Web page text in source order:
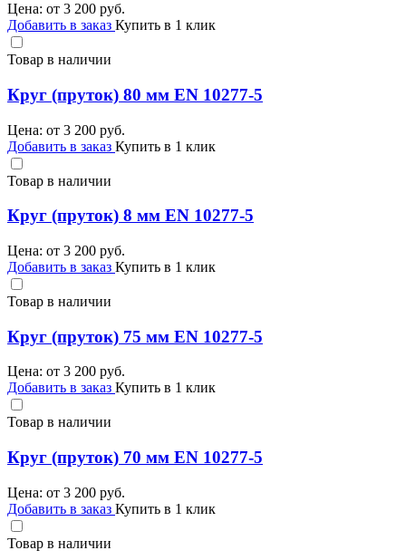
Цена: от 3 200 руб.
Добавить в заказ Купить в 1 клик
Товар в наличии
Круг (пруток) 80 мм EN 10277-5
Цена: от 3 200 руб.
Добавить в заказ Купить в 1 клик
Товар в наличии
Круг (пруток) 8 мм EN 10277-5
Цена: от 3 200 руб.
Добавить в заказ Купить в 1 клик
Товар в наличии
Круг (пруток) 75 мм EN 10277-5
Цена: от 3 200 руб.
Добавить в заказ Купить в 1 клик
Товар в наличии
Круг (пруток) 70 мм EN 10277-5
Цена: от 3 200 руб.
Добавить в заказ Купить в 1 клик
Товар в наличии